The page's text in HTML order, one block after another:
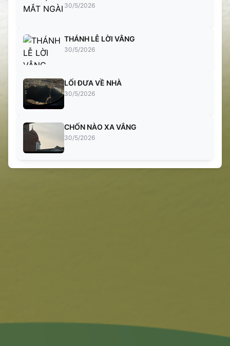
30/5/2026
THÁNH LỄ LỜI VÂNG
30/5/2026
LỐI ĐƯA VỀ NHÀ
30/5/2026
CHỐN NÀO XA VẮNG
30/5/2026